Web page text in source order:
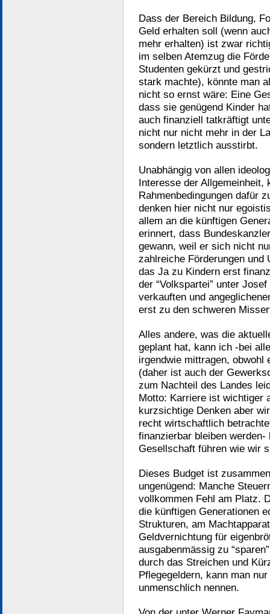
Dass der Bereich Bildung,
Geld erhalten soll (wenn
mehr erhalten) ist zwar
im selben Atemzug die
Studenten gekürzt und
stark machte), könnte man
nicht so ernst wäre: Eine
dass sie genügend Kinder
auch finanziell tatkräftigt
nicht nur nicht mehr in der
sondern letztlich ausstirbt.
Unabhängig von allen
Interesse der Allgemeinheit,
Rahmenbedingungen dafür
denken hier nicht nur
allem an die künftigen
erinnert, dass
gewann, weil er sich nicht
zahlreiche Förderungen und
das Ja zu Kindern erst
der “Volkspartei” unter
verkauften und
erst zu den schweren
Alles andere, was die
geplant hat, kann ich -bei
irgendwie mittragen, obwohl
(daher ist auch der
zum Nachteil des Landes
Motto: Karriere ist wichtiger
kurzsichtige Denken aber
recht wirtschaftlich
finanzierbar bleiben
Gesellschaft führen wie wir
Dieses Budget ist
ungenügend: Manche
vollkommen Fehl am Platz.
die künftigen Generationen
Strukturen, am
Geldvernichtung für
ausgabenmässig zu
durch das Streichen und
Pflegegeldern, kann man
unmenschlich nennen.